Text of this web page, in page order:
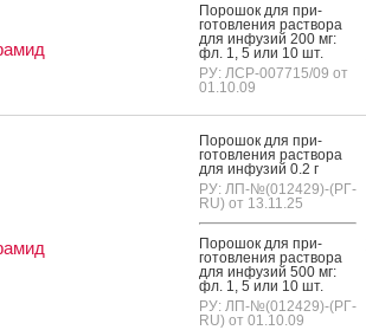
По­рошок для при­
готов­ле­ния рас­тво­ра
для ин­фу­зий 200 мг:
фл. 1, 5 или 10 шт.
РУ: ЛСР-007715/09 от
01.10.09
По­рошок для при­
готов­ле­ния рас­тво­ра
для ин­фу­зий 0.2 г
РУ: ЛП-№(012429)-(РГ-
RU) от 13.11.25
По­рошок для при­
готов­ле­ния рас­тво­ра
для ин­фу­зий 500 мг:
фл. 1, 5 или 10 шт.
РУ: ЛП-№(012429)-(РГ-
RU) от 01.10.09